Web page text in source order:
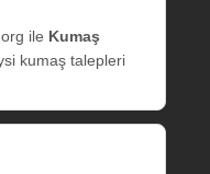
ile Kumaş
kumaş talepleri